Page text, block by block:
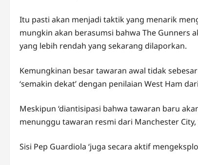
Itu pasti akan menjadi taktik yang menarik
mungkin akan berasumsi bahwa The Gunners
yang lebih rendah yang sekarang dilaporkan.
Kemungkinan besar tawaran awal tidak
‘semakin dekat’ dengan penilaian West Ham
Meskipun ‘diantisipasi bahwa tawaran baru
menunggu tawaran resmi dari Manchester
Sisi Pep Guardiola ‘juga secara aktif